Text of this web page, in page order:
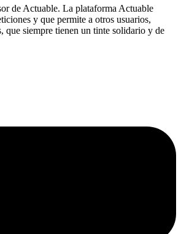
de Actuable. La plataforma Actuable
y que permite a otros usuarios,
que siempre tienen un tinte solidario y de